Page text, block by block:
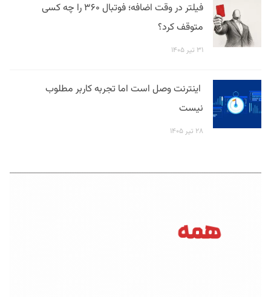
فیلتر در وقت اضافه؛ فوتبال ۳۶۰ را چه کسی
متوقف کرد؟
۳۱ تیر ۱۴۰۵
اینترنت وصل است اما تجربه کاربر مطلوب
نیست
۲۸ تیر ۱۴۰۵